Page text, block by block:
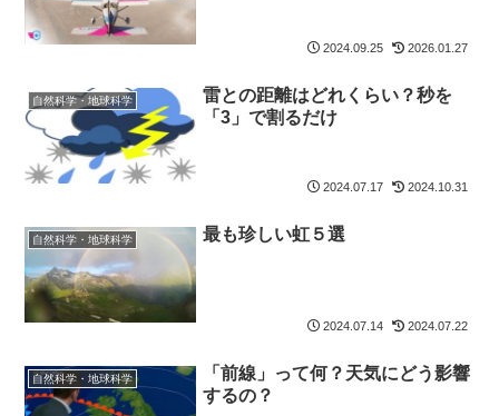
2024.09.25 2026.01.27
自然科学・地球科学
雷との距離はどれくらい？秒を
「3」で割るだけ
2024.07.17 2024.10.31
自然科学・地球科学 最も珍しい虹５選
2024.07.14 2024.07.22
自然科学・地球科学
「前線」って何？天気にどう影響
するの？